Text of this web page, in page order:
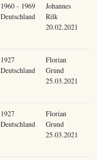
1960 - 1969
Deutschland
Johannes
Rilk
20.02.2021
1927
Deutschland
Florian
Grund
25.03.2021
1927
Deutschland
Florian
Grund
25.03.2021